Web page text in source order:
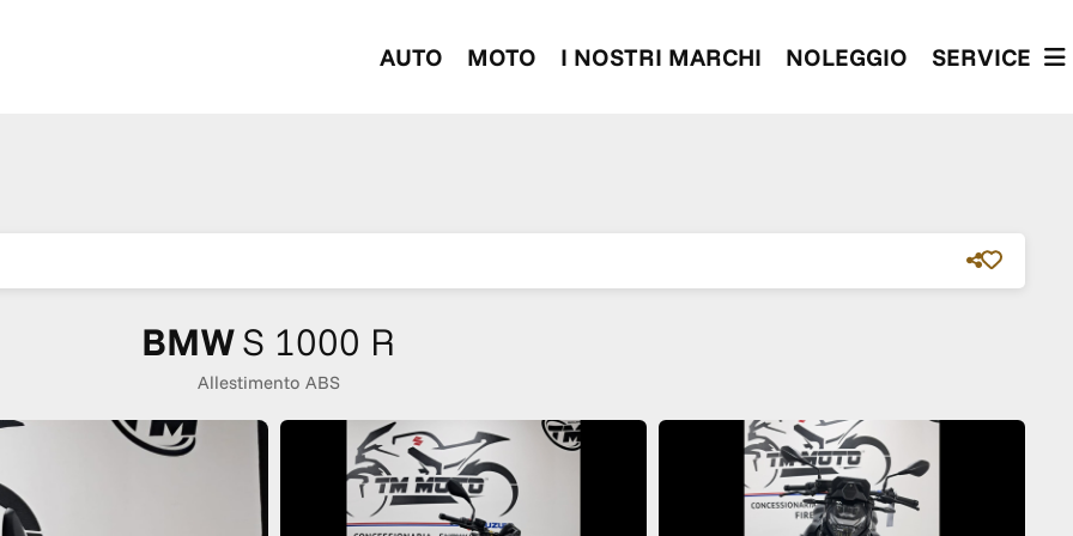
AUTO MOTO I NOSTRI MARCHI NOLEGGIO SERVICE
BMWS 1000 R
Allestimento ABS